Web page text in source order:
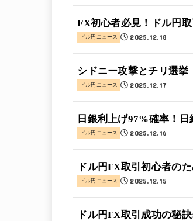
FX初心者必見！ドル円
ドル円ニュース 2025.12.18
シドニー攻撃とチリ選
ドル円ニュース 2025.12.17
日銀利上げ97%確率！
ドル円ニュース 2025.12.16
ドル円FX取引初心者の
ドル円ニュース 2025.12.15
ドル円FX取引成功の秘